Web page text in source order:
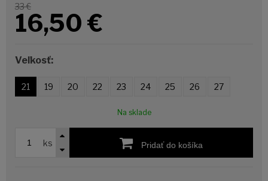
33 €
16,50 €
Veľkosť:
21 19 20 22 23 24 25 26 27
Na sklade
ks Pridať do košíka